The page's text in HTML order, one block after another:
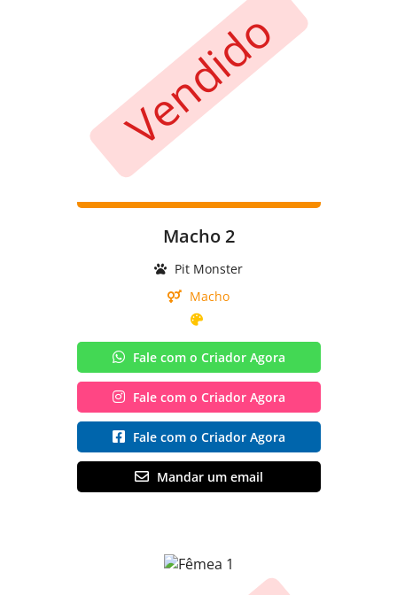
Vendido
Macho 2
Pit Monster
Macho
Fale com o Criador Agora
Fale com o Criador Agora
Fale com o Criador Agora
Mandar um email